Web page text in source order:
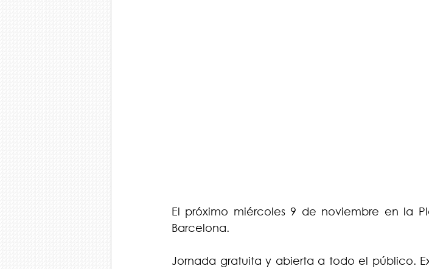
El próximo miércoles 9 de noviembre en la
Barcelona.
Jornada gratuita y abierta a todo el público.